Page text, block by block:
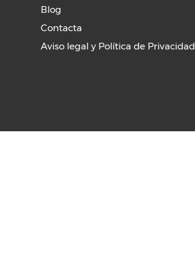
Blog
Contacta
Aviso legal y Política de Privacidad